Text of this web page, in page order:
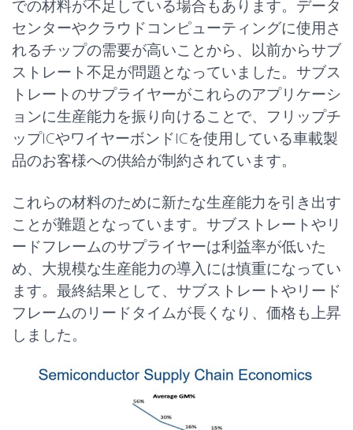
での材料が不足している場合もあります。データ
センターやクラウドコンピューティングに使用さ
れるチップの需要が高いことから、以前からサブ
ストレート不足が問題となっていました。サブス
トレートのサプライヤーがこれらのアプリケーシ
ョンに生産能力を振り向けることで、 フリップチ
ップICやワイヤーボンドICを使用している車載製
品のお客様への供給が制約されています。
これらの材料のために新たな生産能力を引き出す
ことが難題となっています。サブストレートやリ
ードフレームのサプライヤーは利益率が低いた
め、大規模な生産能力の導入には慎重になってい
ます。最終結果として、サブストレートやリード
フレームのリードタイムが長くなり、価格も上昇
しました。